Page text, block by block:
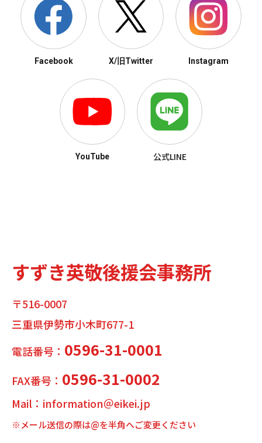
Facebook X/旧Twitter Instagram
YouTube 公式LINE
すずき英敬後援会事務所
〒516-0007
三重県伊勢市小木町677-1
電話番号： 0596-31-0001
FAX番号： 0596-31-0002
Mail：information＠eikei.jp
※メール送信の際は@を半角へご変更ください